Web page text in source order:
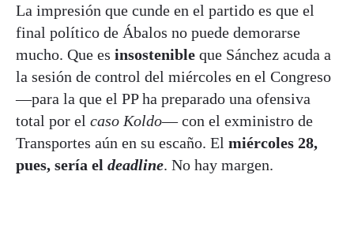
La impresión que cunde en el partido es que el
final político de Ábalos no puede demorarse
mucho. Que es insostenible que Sánchez acuda a
la sesión de control del miércoles en el Congreso
—para la que el PP ha preparado una ofensiva
total por el caso Koldo— con el exministro de
Transportes aún en su escaño. El miércoles 28,
pues, sería el deadline. No hay margen.